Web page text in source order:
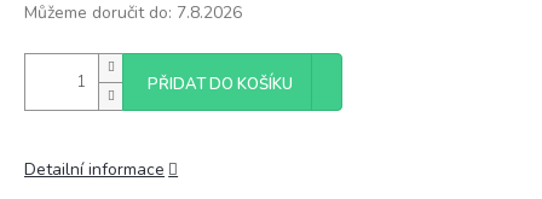
Můžeme doručit do: 7.8.2026
PŘIDAT DO KOŠÍKU
Detailní informace